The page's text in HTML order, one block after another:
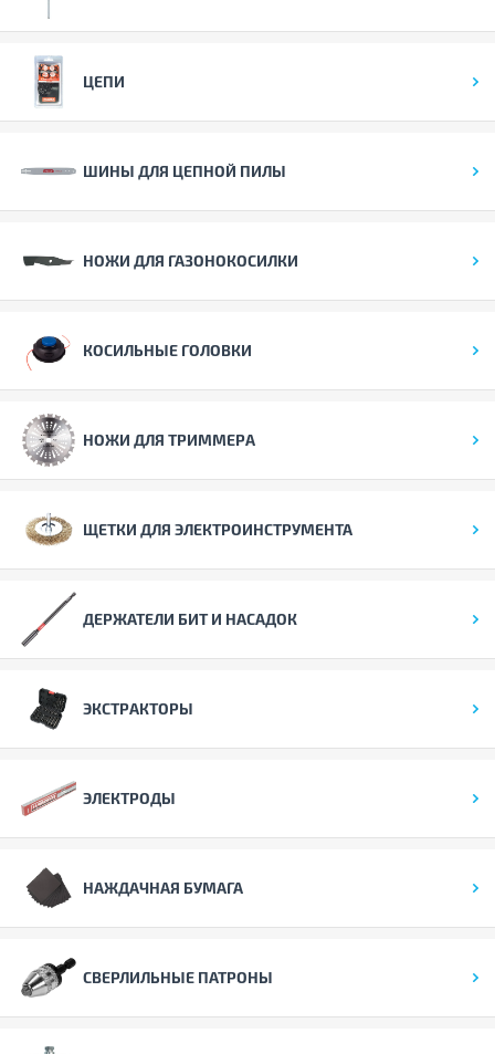
ЦЕПИ
ШИНЫ ДЛЯ ЦЕПНОЙ ПИЛЫ
НОЖИ ДЛЯ ГАЗОНОКОСИЛКИ
КОСИЛЬНЫЕ ГОЛОВКИ
НОЖИ ДЛЯ ТРИММЕРА
ЩЕТКИ ДЛЯ ЭЛЕКТРОИНСТРУМЕНТА
ДЕРЖАТЕЛИ БИТ И НАСАДОК
ЭКСТРАКТОРЫ
ЭЛЕКТРОДЫ
НАЖДАЧНАЯ БУМАГА
СВЕРЛИЛЬНЫЕ ПАТРОНЫ